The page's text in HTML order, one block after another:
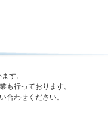
す。
も行っております。
合わせください。